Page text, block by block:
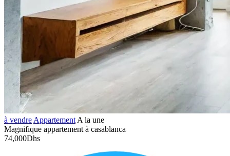
à vendre Appartement A la une
Magnifique appartement à casablanca
74,000Dhs